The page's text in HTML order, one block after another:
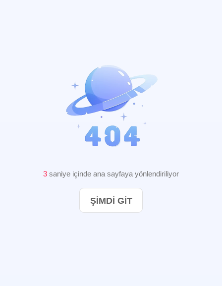
2 saniye içinde ana sayfaya yönlendiriliyor
ŞIMDI GIT